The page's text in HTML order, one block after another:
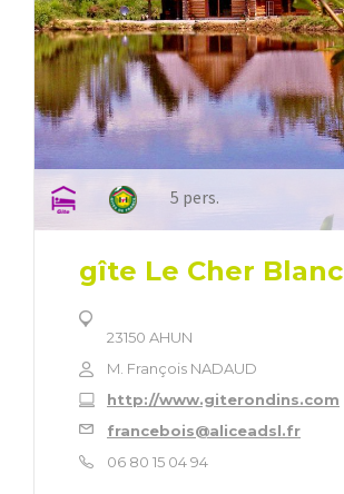
5 pers.
gîte Le Cher Blanc
23150 AHUN
M. François NADAUD
http://www.giterondins.com
francebois@aliceadsl.fr
06 80 15 04 94